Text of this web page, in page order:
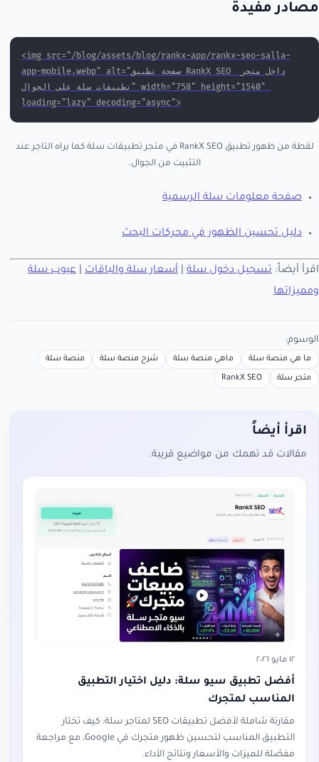
مصادر مفيدة
<img src="/blog/assets/blog/rankx-app/rankx-seo-salla-
app-mobile.webp" alt="صفحة تطبيق RankX SEO داخل متجر
تطبيقات سلة على الجوال" width="758" height="1540"
loading="lazy" decoding="async">
لقطة من ظهور تطبيق RankX SEO في متجر تطبيقات سلة كما يراه التاجر عند
التثبيت من الجوال.
صفحة معلومات سلة الرسمية
دليل تحسين الظهور في محركات البحث
اقرأ أيضاً: تسجيل دخول سلة أسعار سلة والباقات
عيوب سلة
ومميزاتها
الوسوم:
ما هي منصة سلة ماهي منصة سلة شرح منصة سلة منصة سلة
متجر سلة RankX SEO
اقرأ أيضاً
مقالات قد تهمك من مواضيع قريبة.
١٢ مايو ٢٠٢٦
أفضل تطبيق سيو سلة: دليل اختيار التطبيق
المناسب لمتجرك
مقارنة شاملة لأفضل تطبيقات SEO لمتاجر سلة: كيف تختار
التطبيق المناسب لتحسين ظهور متجرك في Google، مع مراجعة
مفصّلة للميزات والأسعار ونتائج الأداء.